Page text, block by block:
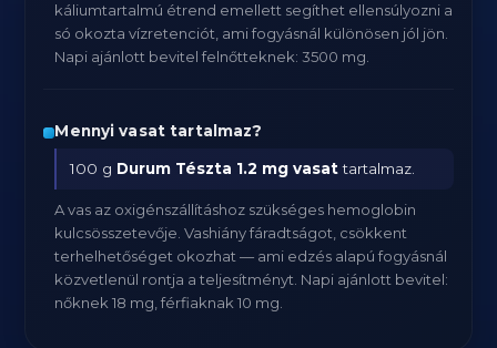
káliumtartalmú étrend emellett segíthet ellensúlyozni a
só okozta vízretenciót, ami fogyásnál különösen jól jön.
Napi ajánlott bevitel felnőtteknek: 3500 mg.
Mennyi vasat tartalmaz?
100 g Durum Tészta 1.2 mg vasattartalmaz.
A vas az oxigénszállításhoz szükséges hemoglobin
kulcsösszetevője. Vashiány fáradtságot, csökkent
terhelhetőséget okozhat — ami edzés alapú fogyásnál
közvetlenül rontja a teljesítményt. Napi ajánlott bevitel:
nőknek 18 mg, férfiaknak 10 mg.